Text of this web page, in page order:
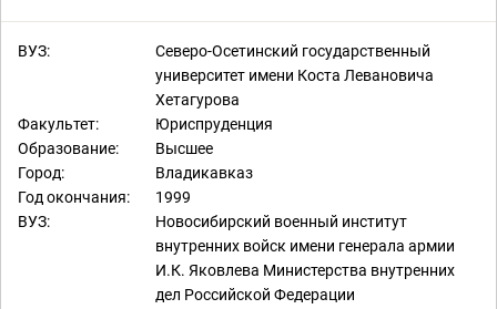
ВУЗ:
Северо-Осетинский государственный
университет имени Коста Левановича
Хетагурова
Факультет:
Юриспруденция
Образование:
Высшее
Город:
Владикавказ
Год окончания:
1999
ВУЗ:
Новосибирский военный институт
внутренних войск имени генерала армии
И.К. Яковлева Министерства внутренних
дел Российской Федерации